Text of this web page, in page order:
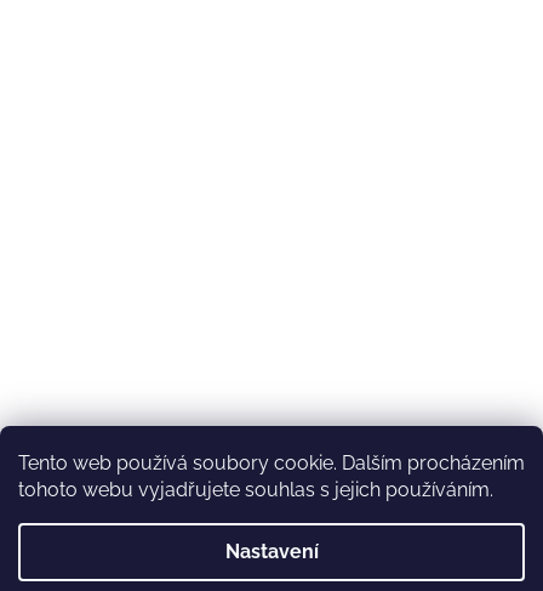
Tento web používá soubory cookie. Dalším procházením
tohoto webu vyjadřujete souhlas s jejich používáním.
Nastavení